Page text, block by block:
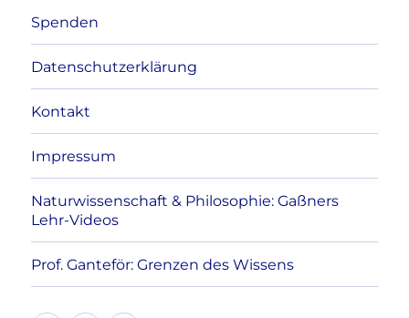
Spenden
Datenschutzerklärung
Kontakt
Impressum
Naturwissenschaft & Philosophie: Gaßners
Lehr-Videos
Prof. Ganteför: Grenzen des Wissens